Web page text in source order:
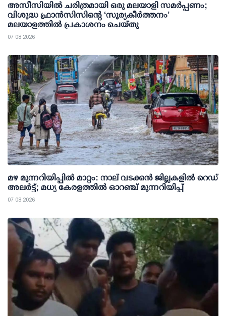
അസീസിയിൽ ചരിത്രമായി ഒരു മലയാളി സമർപ്പണം;
വിശുദ്ധ ഫ്രാൻസിസിന്റെ ‘സൂര്യകീർത്തനം’
മലയാളത്തിൽ പ്രകാശനം ചെയ്തു
07 08 2026
മഴ മുന്നറിയിപ്പില്‍ മാറ്റം: നാല് വടക്കന്‍ ജില്ലകളില്‍ റെഡ്
അലര്‍ട്ട്; മധ്യ കേരളത്തില്‍ ഓറഞ്ച് മുന്നറിയിപ്പ്
07 08 2026